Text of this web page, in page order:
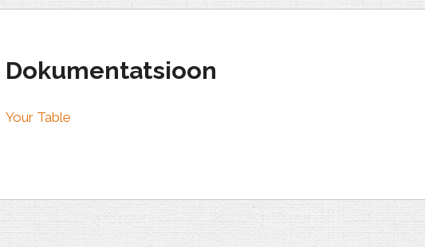
Dokumentatsioon
Your Table